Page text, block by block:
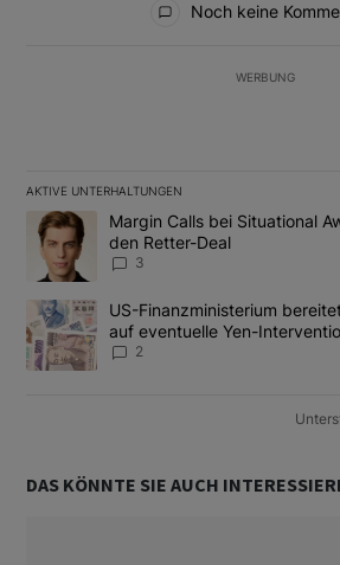
Noch keine
WERBUNG
AKTIVE UNTERHALTUNGEN
Das Folgende ist eine Liste der am
Ein Trendartikel mit dem Titel "Margin
Margin Calls bei Situational
den Retter-Deal
3
Ein Trendartikel mit dem Titel "US-
US-Finanzministerium
auf eventuelle Yen-
2
DAS KÖNNTE SIE AUCH